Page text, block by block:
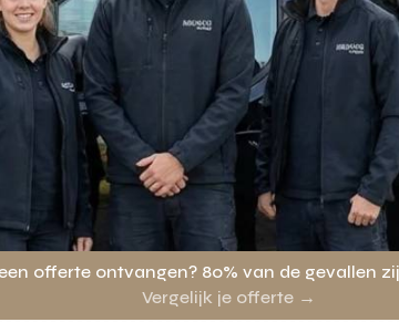
offerte ontvangen? 80% van de gevallen
Vergelijk je offerte →